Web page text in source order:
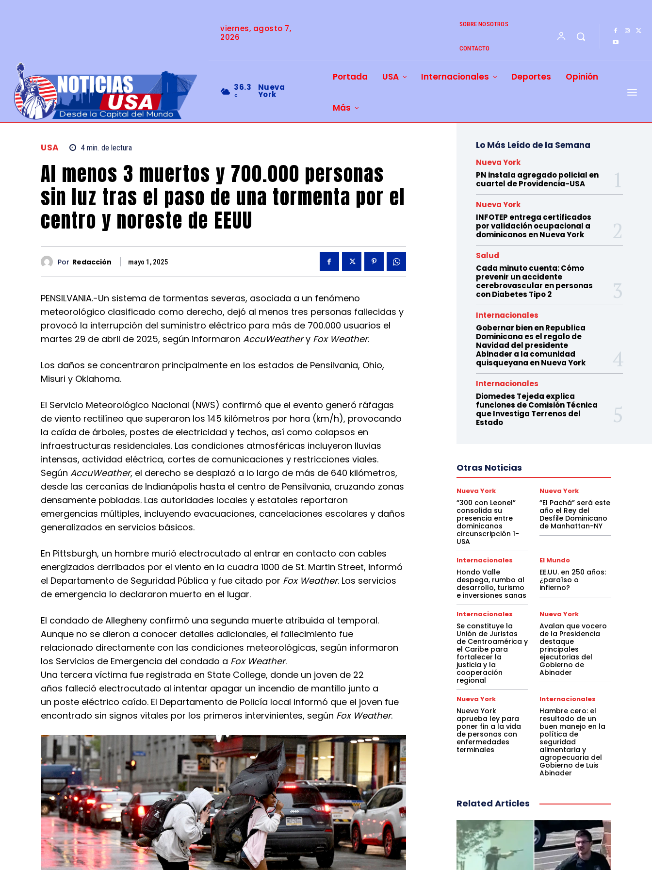
viernes, agosto 7,
2026
SOBRE NOSOTROS
CONTACTO
36.3
C
Nueva
York
Portada USA Internacionales Deportes Opinión
Más
USA 4min. de lectura
Al menos 3 muertos y 700.000 personas
sin luz tras el paso de una tormenta por el
centro y noreste de EEUU
Por Redacción mayo 1, 2025
PENSILVANIA.-Un sistema de tormentas severas, asociada a un fenómeno
meteorológico clasificado como derecho, dejó al menos tres personas fallecidas y
provocó la interrupción del suministro eléctrico para más de 700.000 usuarios el
martes 29 de abril de 2025, según informaron AccuWeathery Fox Weather.
Los daños se concentraron principalmente en los estados de Pensilvania, Ohio,
Misuri y Oklahoma.
El Servicio Meteorológico Nacional (NWS) confirmó que el evento generó ráfagas
de viento rectilíneo que superaron los 145 kilómetros por hora (km/h), provocando
la caída de árboles, postes de electricidad y techos, así como colapsos en
infraestructuras residenciales. Las condiciones atmosféricas incluyeron lluvias
intensas, actividad eléctrica, cortes de comunicaciones y restricciones viales.
Según AccuWeather, el derecho se desplazó a lo largo de más de 640 kilómetros,
desde las cercanías de Indianápolis hasta el centro de Pensilvania, cruzando zonas
densamente pobladas. Las autoridades locales y estatales reportaron
emergencias múltiples, incluyendo evacuaciones, cancelaciones escolares y daños
generalizados en servicios básicos.
En Pittsburgh, un hombre murió electrocutado al entrar en contacto con cables
energizados derribados por el viento en la cuadra 1000 de St. Martin Street, informó
el Departamento de Seguridad Pública y fue citado por Fox Weather. Los servicios
de emergencia lo declararon muerto en el lugar.
El condado de Allegheny confirmó una segunda muerte atribuida al temporal.
Aunque no se dieron a conocer detalles adicionales, el fallecimiento fue
relacionado directamente con las condiciones meteorológicas, según informaron
los Servicios de Emergencia del condado a Fox Weather.
Una tercera víctima fue registrada en State College, donde un joven de 22
años falleció electrocutado al intentar apagar un incendio de mantillo junto a
un poste eléctrico caído. El Departamento de Policía local informó que el joven fue
encontrado sin signos vitales por los primeros intervinientes, según Fox Weather.
Lo Más Leído de la Semana
Nueva York
PN instala agregado policial en
cuartel de Providencia-USA
Nueva York
INFOTEP entrega certificados
por validación ocupacional a
dominicanos en Nueva York
Salud
Cada minuto cuenta: Cómo
prevenir un accidente
cerebrovascular en personas
con Diabetes Tipo 2
Internacionales
Gobernar bien en Republica
Dominicana es el regalo de
Navidad del presidente
Abinader a la comunidad
quisqueyana en Nueva York
Internacionales
Diomedes Tejeda explica
funciones de Comisión Técnica
que Investiga Terrenos del
Estado
Otras Noticias
Nueva York
“300 con Leonel”
consolida su
presencia entre
dominicanos
circunscripción 1-
USA
Nueva York
“El Pachá” será este
año el Rey del
Desfile Dominicano
de Manhattan-NY
Internacionales
Hondo Valle
despega, rumbo al
desarrollo, turismo
e inversiones sanas
El Mundo
EE.UU. en 250 años:
¿paraíso o
infierno?
Internacionales
Se constituye la
Unión de Juristas
de Centroamérica y
el Caribe para
fortalecer la
justicia y la
cooperación
regional
Nueva York
Avalan que vocero
de la Presidencia
destaque
principales
ejecutorias del
Gobierno de
Abinader
Nueva York
Nueva York
aprueba ley para
poner fin a la vida
de personas con
enfermedades
terminales
Internacionales
Hambre cero: el
resultado de un
buen manejo en la
política de
seguridad
alimentaria y
agropecuaria del
Gobierno de Luis
Abinader
Related Articles